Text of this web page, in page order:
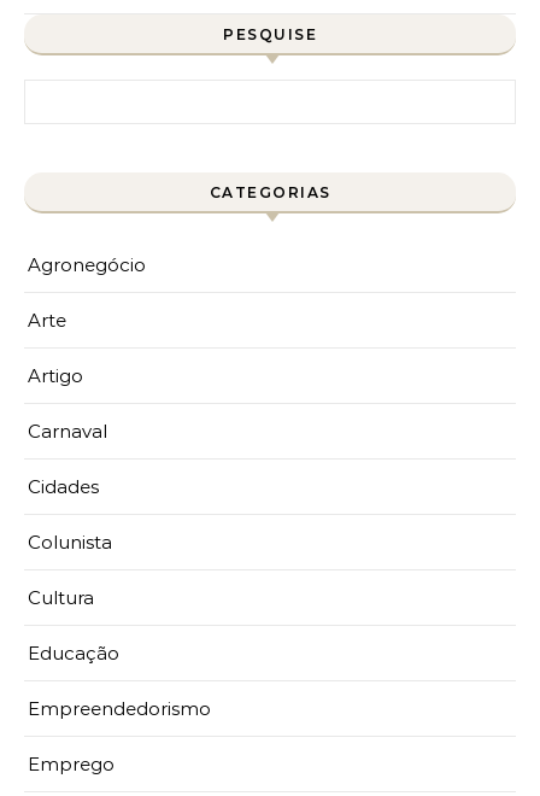
PESQUISE
CATEGORIAS
Agronegócio
Arte
Artigo
Carnaval
Cidades
Colunista
Cultura
Educação
Empreendedorismo
Emprego